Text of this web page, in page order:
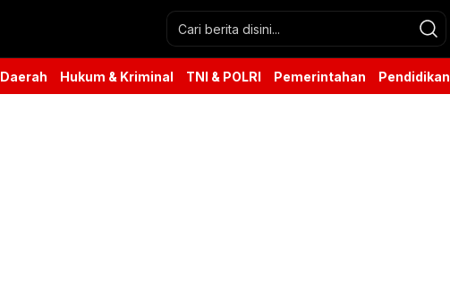
Daerah Hukum & Kriminal TNI & POLRI Pemerintahan Pendidikan